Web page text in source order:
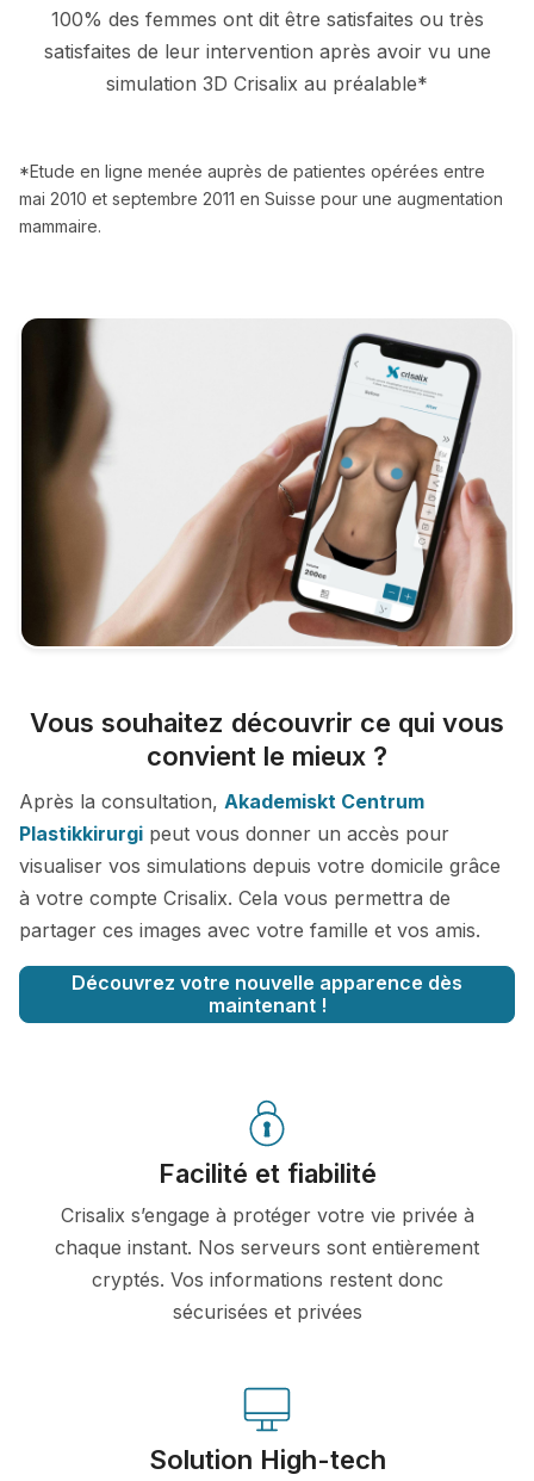
100% des femmes ont dit être satisfaites ou très
satisfaites de leur intervention après avoir vu une
simulation 3D Crisalix au préalable*
*Etude en ligne menée auprès de patientes opérées entre
mai 2010 et septembre 2011 en Suisse pour une augmentation
mammaire.
Vous souhaitez découvrir ce qui vous
convient le mieux ?
Après la consultation, Akademiskt Centrum
Plastikkirurgi peut vous donner un accès pour
visualiser vos simulations depuis votre domicile grâce
à votre compte Crisalix. Cela vous permettra de
partager ces images avec votre famille et vos amis.
Découvrez votre nouvelle apparence dès
maintenant !
Facilité et fiabilité
Crisalix s’engage à protéger votre vie privée à
chaque instant. Nos serveurs sont entièrement
cryptés. Vos informations restent donc
sécurisées et privées
Solution High-tech